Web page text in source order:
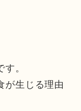
。
が生じる理由